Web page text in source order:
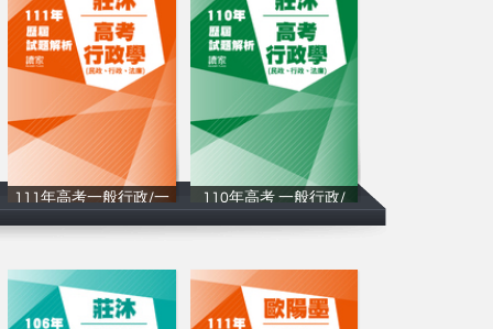
111年⾼考一般行政/一
讀家補習班
110年⾼考 一般行政/
讀家補習班